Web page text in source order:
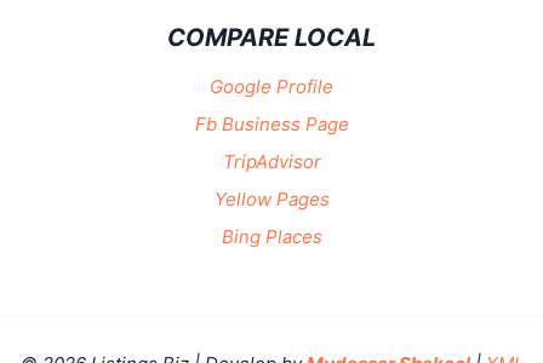
COMPARE LOCAL
Google Profile
Fb Business Page
TripAdvisor
Yellow Pages
Bing Places